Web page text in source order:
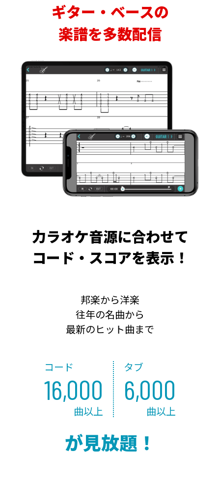
ギター・ベースの
楽譜を多数配信
力ラオケ音源に合わせて
コード・スコアを表示！
邦楽から洋楽
往年の名曲から
最新のヒット曲まで
コード
16,000
曲以上
タブ
6,000
曲以上
が見放題！